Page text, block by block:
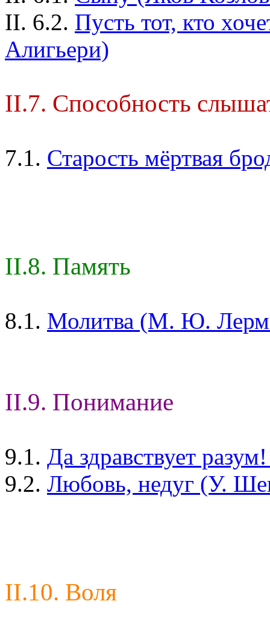
II. 6.2. Пусть тот, кто
Алигьери)
II.7. Способность
7.1. Старость мёртвая
II.8. Память
8.1. Молитва (М. Ю.
II.9. Понимание
9.1. Да здравствует
9.2. Любовь, недуг (У.
II.10. Воля